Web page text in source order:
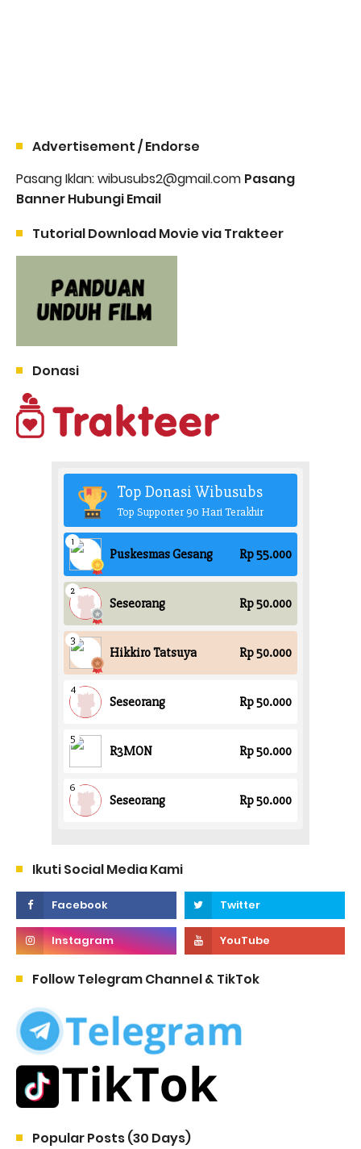
Advertisement / Endorse
Pasang Iklan: wibusubs2@gmail.com Pasang
Banner Hubungi Email
Tutorial Download Movie via Trakteer
Donasi
Ikuti Social Media Kami
Follow Telegram Channel & TikTok
Popular Posts (30 Days)